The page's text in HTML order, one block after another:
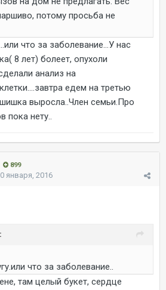
потому просьба не
что за заболевание...У нас
8 лет) болеет, опухоли
анализ на
едем на третью
выросла..Член семьи.Про
пока нету..
899
января, 2016
что за заболевание..
там целый букет, сердце